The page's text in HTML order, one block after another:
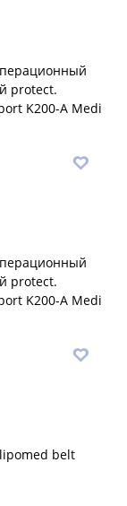
protect.
K200-A Medi
protect.
K200-A Medi
belt